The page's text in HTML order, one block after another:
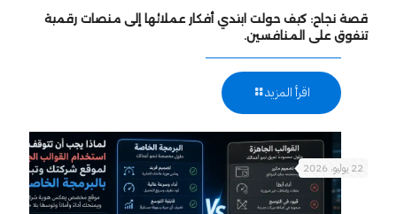
قصة نجاح: كيف حولت ابتدي أفكار عملائها إلى منصات رقمية
تتفوق على المنافسين.
اقرأ المزيد
22 يوليو، 2026